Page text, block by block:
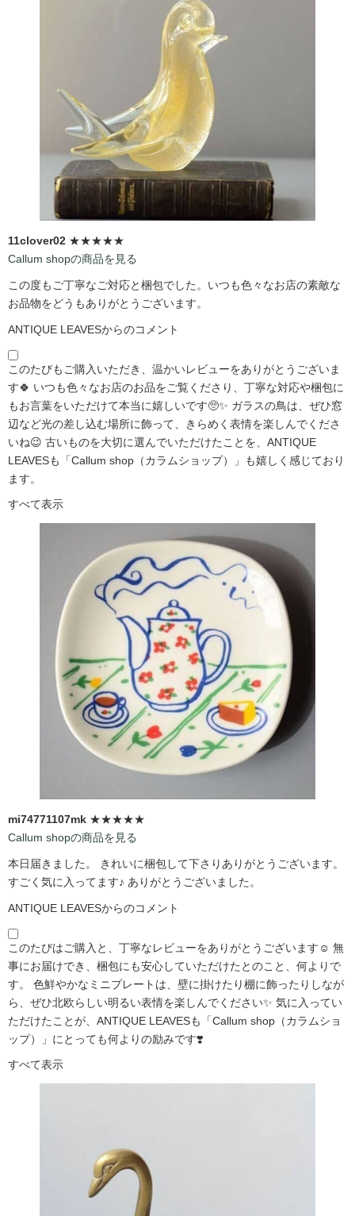
11clover02 ★★★★★
Callum shopの商品を見る
この度もご丁寧なご対応と梱包でした。いつも色々なお店の素敵な
お品物をどうもありがとうございます。
ANTIQUE LEAVESからのコメント
このたびもご購入いただき、温かいレビューをありがとうございま
す🍀 いつも色々なお店のお品をご覧くださり、丁寧な対応や梱包に
もお言葉をいただけて本当に嬉しいです🥺✨ ガラスの鳥は、ぜひ窓
辺など光の差し込む場所に飾って、きらめく表情を楽しんでくださ
いね😉 古いものを大切に選んでいただけたことを、ANTIQUE
LEAVESも「Callum shop（カラムショップ）」も嬉しく感じており
ます。
すべて表示
mi74771107mk ★★★★★
Callum shopの商品を見る
本日届きました。 きれいに梱包して下さりありがとうございます。
すごく気に入ってます♪ ありがとうございました。
ANTIQUE LEAVESからのコメント
このたびはご購入と、丁寧なレビューをありがとうございます☺️ 無
事にお届けでき、梱包にも安心していただけたとのこと、何よりで
す。 色鮮やかなミニプレートは、壁に掛けたり棚に飾ったりしなが
ら、ぜひ北欧らしい明るい表情を楽しんでください✨ 気に入ってい
ただけたことが、ANTIQUE LEAVESも「Callum shop（カラムショ
ップ）」にとっても何よりの励みです❣️
すべて表示